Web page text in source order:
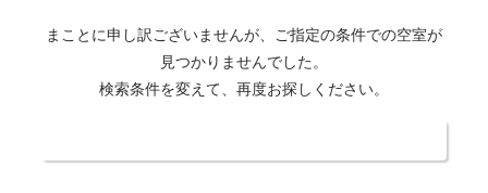
まことに申し訳ございませんが、ご指定の条件での空室が
見つかりませんでした。
検索条件を変えて、再度お探しください。